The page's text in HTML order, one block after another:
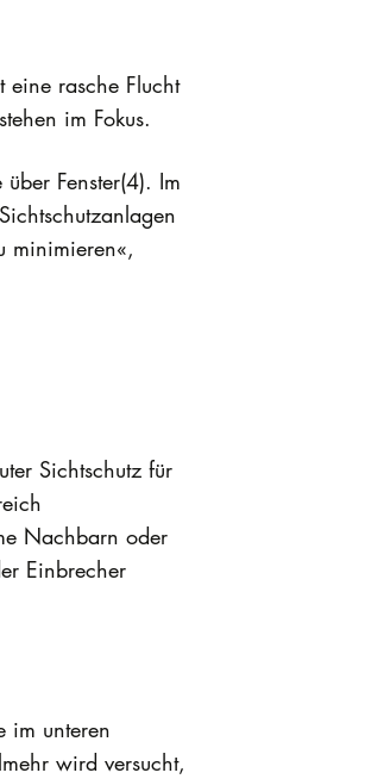
eine rasche Flucht
im Fokus.
Fenster(4). Im
minimieren«,
Sichtschutz für
Nachbarn oder
Einbrecher
im unteren
wird versucht,